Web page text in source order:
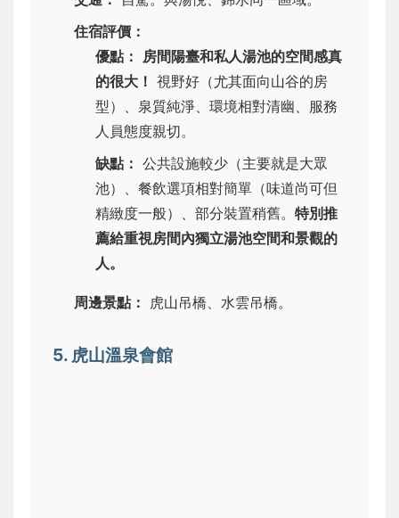
住宿評價：
優點：
房間陽臺和私人湯池的空間感真
的很大！ 視野好（尤其面向山谷的房
型）、泉質純淨、環境相對清幽、服務
人員態度親切。
缺點： 公共設施較少（主要就是大眾
池）、餐飲選項相對簡單（味道尚可但
精緻度一般）、部分裝置稍舊。 特別推
薦給重視房間內獨立湯池空間和景觀的
人。
周邊景點： 虎山吊橋、水雲吊橋。
5. 虎山溫泉會館